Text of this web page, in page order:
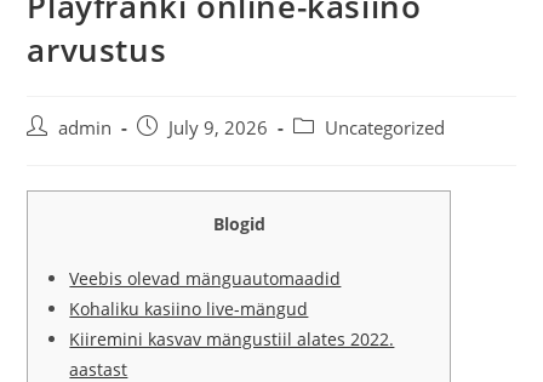
arvustus
admin July 9, 2026 Uncategorized
Blogid
Veebis olevad mänguautomaadid
Kohaliku kasiino live-mängud
Kiiremini kasvav mängustiil alates 2022.
aastast